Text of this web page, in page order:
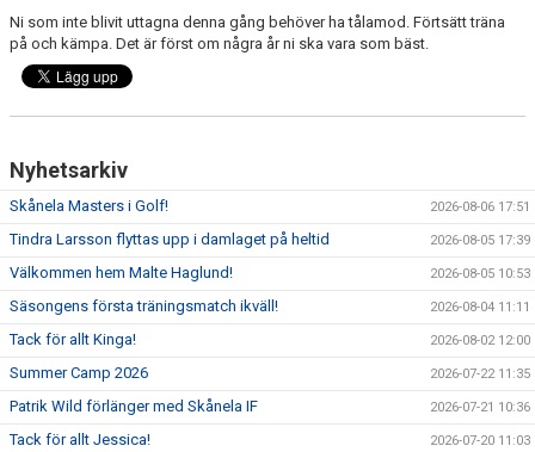
Ni som inte blivit uttagna denna gång behöver ha tålamod. Förtsätt träna
på och kämpa. Det är först om några år ni ska vara som bäst.
Nyhetsarkiv
Skånela Masters i Golf! 2026-08-06 17:51
Tindra Larsson flyttas upp i damlaget på heltid 2026-08-05 17:39
Välkommen hem Malte Haglund! 2026-08-05 10:53
Säsongens första träningsmatch ikväll! 2026-08-04 11:11
Tack för allt Kinga! 2026-08-02 12:00
Summer Camp 2026 2026-07-22 11:35
Patrik Wild förlänger med Skånela IF 2026-07-21 10:36
Tack för allt Jessica! 2026-07-20 11:03